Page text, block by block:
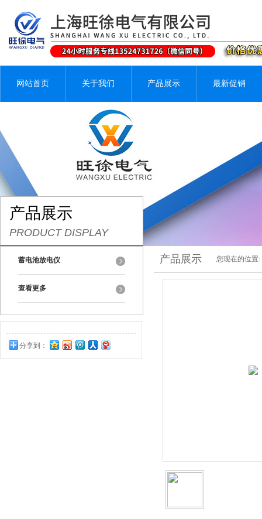
网站首页 关于我们 产品展示 最新促销
产品展示
PRODUCT DISPLAY
蓄电池放电仪
查看更多
分享到：
产品展示 您现在的位置: